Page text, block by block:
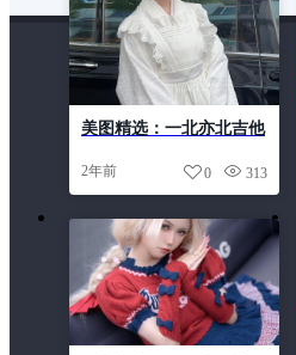
美图精选：一北亦北吉他
2年前 313
0